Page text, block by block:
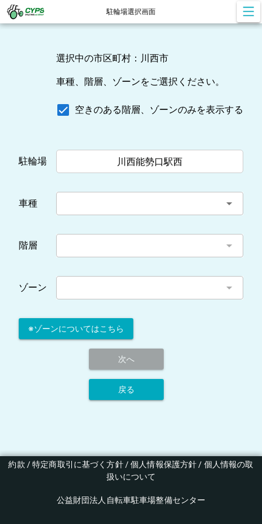
駐輪場選択画面
選択中の市区町村：川西市
車種、階層、ゾーンをご選択ください。
空きのある階層、ゾーンのみを表示する
駐輪場 川西能勢口駅西
車種 arrow_drop_down
階層 arrow_drop_down
ゾーン arrow_drop_down
※ゾーンについてはこちら
次へ
戻る
約款 / 特定商取引に基づく方針 / 個人情報保護方針 / 個人情報の取
扱いについて
公益財団法人自転車駐車場整備センター